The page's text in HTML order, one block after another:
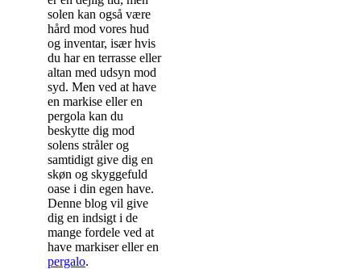
solen kan også være
hård mod vores hud
og inventar, især hvis
du har en terrasse eller
altan med udsyn mod
syd. Men ved at have
en markise eller en
pergola kan du
beskytte dig mod
solens stråler og
samtidigt give dig en
skøn og skyggefuld
oase i din egen have.
Denne blog vil give
dig en indsigt i de
mange fordele ved at
have markiser eller en
pergalo.